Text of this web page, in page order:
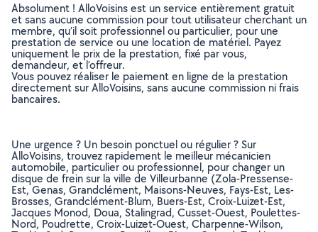
Absolument ! AlloVoisins est un service entièrement gratuit
et sans aucune commission pour tout utilisateur cherchant un
membre, qu’il soit professionnel ou particulier, pour une
prestation de service ou une location de matériel. Payez
uniquement le prix de la prestation, fixé par vous,
demandeur, et l’offreur.
Vous pouvez réaliser le paiement en ligne de la prestation
directement sur AlloVoisins, sans aucune commission ni frais
bancaires.
Une urgence ? Un besoin ponctuel ou régulier ? Sur
AlloVoisins, trouvez rapidement le meilleur mécanicien
automobile, particulier ou professionnel, pour changer un
disque de frein sur la ville de Villeurbanne (Zola-Pressense-
Est, Genas, Grandclément, Maisons-Neuves, Fays-Est, Les-
Brosses, Grandclément-Blum, Buers-Est, Croix-Luizet-Est,
Jacques Monod, Doua, Stalingrad, Cusset-Ouest, Poulettes-
Nord, Poudrette, Croix-Luizet-Ouest, Charpenne-Wilson,